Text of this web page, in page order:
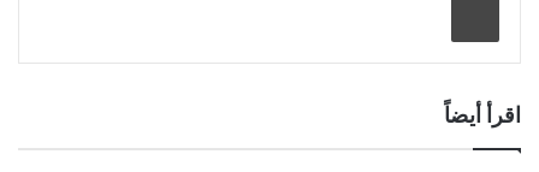
اقرأ أيضاً